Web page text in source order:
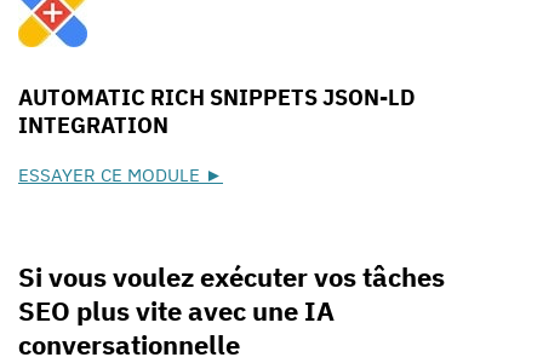
AUTOMATIC RICH SNIPPETS JSON-LD
INTEGRATION
ESSAYER CE MODULE ►
Si vous voulez exécuter vos tâches
SEO plus vite avec une IA
conversationnelle